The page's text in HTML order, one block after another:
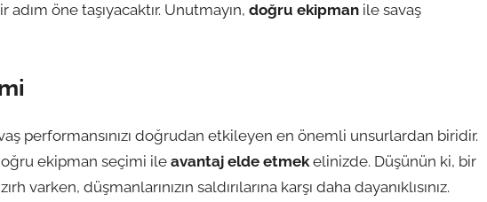
öne taşıyacaktır. Unutmayın, doğru ekipman ile savaş
performansınızı doğrudan etkileyen en önemli unsurlardan biridir.
ekipman seçimi ile avantaj elde etmek elinizde. Düşünün ki, bir
varken, düşmanlarınızın saldırılarına karşı daha dayanıklısınız.